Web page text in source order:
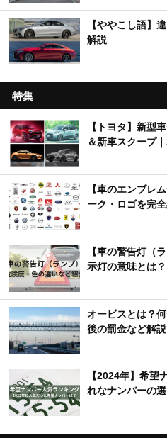
【ややこし語】
解説
特集
【トヨタ】新型
＆新車スクープ
【車のエンブレ
ーク・ロゴを完
【車の警告灯（
示灯の意味とは？
オービスとは？
後の罰金など解説
【2024年】希望
れなナンバーの